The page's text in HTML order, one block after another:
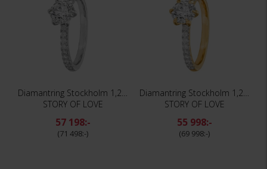
Diamantring Stockholm 1,25 ct
STORY OF LOVE
57 198:-
71 498:-
Diamantring Stockholm 1,25 ct
STORY OF LOVE
55 998:-
69 998:-